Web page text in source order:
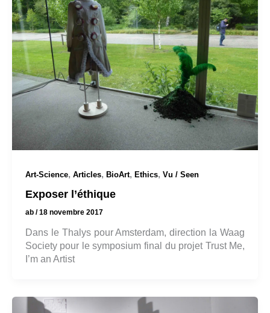
Art-Science, Articles, BioArt, Ethics, Vu / Seen
Exposer l’éthique
ab /18 novembre 2017
Dans le Thalys pour Amsterdam, direction la Waag
Society pour le symposium final du projet Trust Me,
I’m an Artist